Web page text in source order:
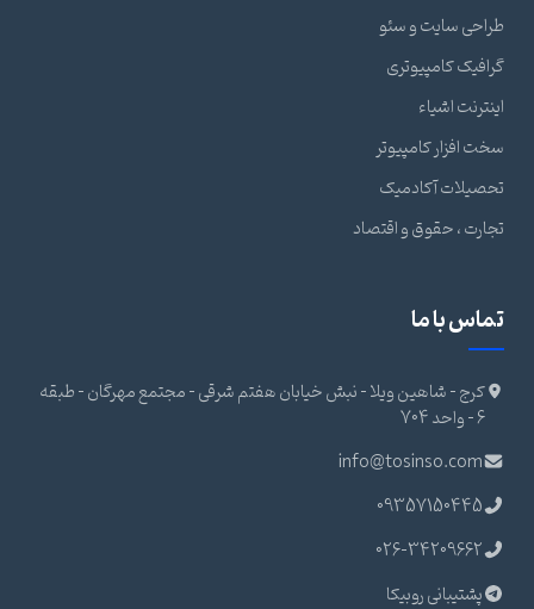
طراحی سایت و سئو
گرافیک کامپیوتری
اینترنت اشیاء
سخت افزار کامپیوتر
تحصیلات آکادمیک
تجارت ، حقوق و اقتصاد
تماس با ما
کرج - شاهین ویلا - نبش خیابان هفتم شرقی - مجتمع مهرگان - طبقه
6 - واحد 704
info@tosinso.com
09357150445
026-34209662
پشتیبانی روبیکا